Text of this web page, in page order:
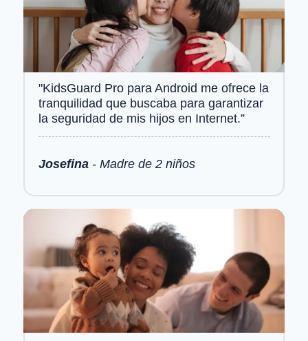
"KidsGuard Pro para Android me ofrece la
tranquilidad que buscaba para garantizar
la seguridad de mis hijos en Internet.”
Josefina- Madre de 2 niños